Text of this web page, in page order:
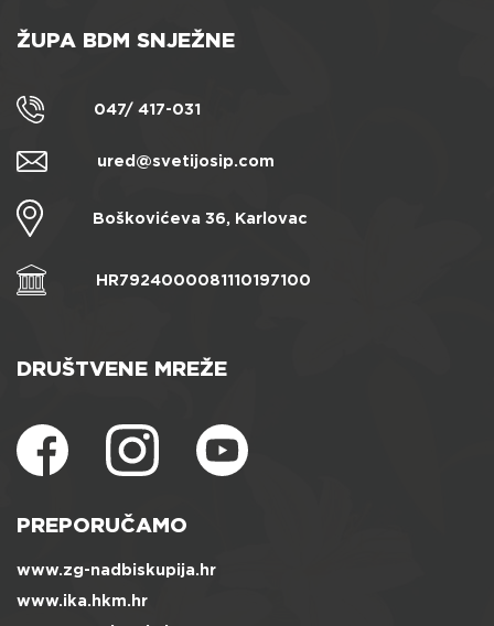
ŽUPA BDM SNJEŽNE
047/ 417-031
ured@svetijosip.com
Boškovićeva 36, Karlovac
HR7924000081110197100
DRUŠTVENE MREŽE
PREPORUČAMO
www.zg-nadbiskupija.hr
www.ika.hkm.hr